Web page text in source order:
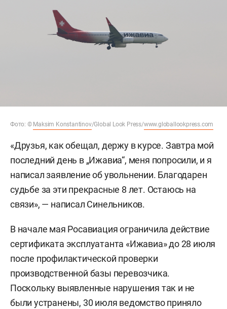
Фото: © Maksim Konstantinov/Global Look Press/www.globallookpress.com
«Друзья, как обещал, держу в курсе. Завтра мой
последний день в „Ижавиа“, меня попросили, и я
написал заявление об увольнении. Благодарен
судьбе за эти прекрасные 8 лет. Остаюсь на
связи», — написал Синельников.
В начале мая Росавиация ограничила действие
сертификата эксплуатанта «Ижавиа» до 28 июля
после профилактической проверки
производственной базы перевозчика.
Поскольку выявленные нарушения так и не
были устранены, 30 июля ведомствоприняло